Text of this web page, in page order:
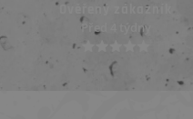
Ověřený zákazník
Před 4 týdny